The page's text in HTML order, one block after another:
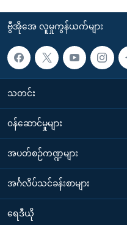
ဗွီအိုအေ လူမှုကွန်ယက်များ
သတင်း
၀န်ဆောင်မှုများ
အပတ်စဉ်ကဏ္ဍများ
အင်္ဂလိပ်သင်ခန်းစာများ
ရေဒီယို